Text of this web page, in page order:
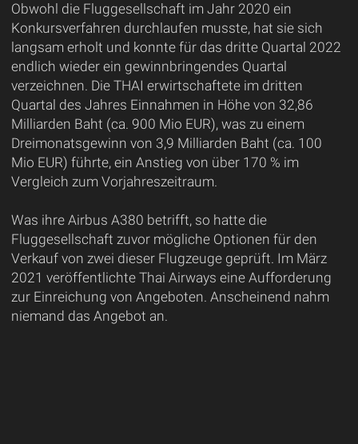
Obwohl die Fluggesellschaft im Jahr 2020 ein
Konkursverfahren durchlaufen musste, hat sie sich
langsam erholt und konnte für das dritte Quartal 2022
endlich wieder ein gewinnbringendes Quartal
verzeichnen. Die THAI erwirtschaftete im dritten
Quartal des Jahres Einnahmen in Höhe von 32,86
Milliarden Baht (ca. 900 Mio EUR), was zu einem
Dreimonatsgewinn von 3,9 Milliarden Baht (ca. 100
Mio EUR) führte, ein Anstieg von über 170 % im
Vergleich zum Vorjahreszeitraum.
Was ihre Airbus A380 betrifft, so hatte die
Fluggesellschaft zuvor mögliche Optionen für den
Verkauf von zwei dieser Flugzeuge geprüft. Im März
2021 veröffentlichte Thai Airways eine Aufforderung
zur Einreichung von Angeboten. Anscheinend nahm
niemand das Angebot an.